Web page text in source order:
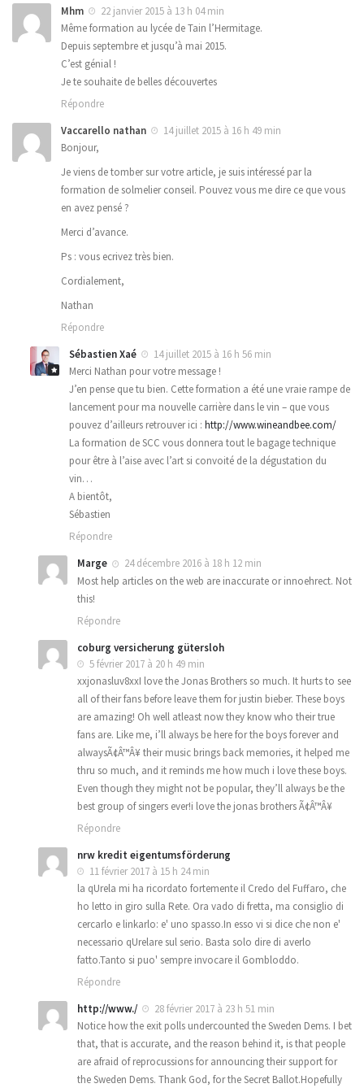
Mhm
22 janvier 2015 à 13 h 04 min
Même formation au lycée de Tain l’Hermitage.
Depuis septembre et jusqu’à mai 2015.
C’est génial !
Je te souhaite de belles découvertes
Répondre
Vaccarello nathan
14 juillet 2015 à 16 h 49 min
Bonjour,
Je viens de tomber sur votre article, je suis intéressé par la
formation de solmelier conseil. Pouvez vous me dire ce que vous
en avez pensé ?
Merci d’avance.
Ps : vous ecrivez très bien.
Cordialement,
Nathan
Répondre
Sébastien Xaé
14 juillet 2015 à 16 h 56 min
Merci Nathan pour votre message !
J’en pense que tu bien. Cette formation a été une vraie rampe de
lancement pour ma nouvelle carrière dans le vin – que vous
pouvez d’ailleurs retrouver ici : http://www.wineandbee.com/
La formation de SCC vous donnera tout le bagage technique
pour être à l’aise avec l’art si convoité de la dégustation du
vin…
A bientôt,
Sébastien
Répondre
Marge
24 décembre 2016 à 18 h 12 min
Most help articles on the web are inaccurate or innoehrect. Not
this!
Répondre
coburg versicherung gütersloh
5 février 2017 à 20 h 49 min
xxjonasluv8xxI love the Jonas Brothers so much. It hurts to see
all of their fans before leave them for justin bieber. These boys
are amazing! Oh well atleast now they know who their true
fans are. Like me, i’ll always be here for the boys forever and
alwaysÃ¢Â™Â¥ their music brings back memories, it helped me
thru so much, and it reminds me how much i love these boys.
Even though they might not be popular, they’ll always be the
best group of singers ever!i love the jonas brothers Ã¢Â™Â¥
Répondre
nrw kredit eigentumsförderung
11 février 2017 à 15 h 24 min
la qUrela mi ha ricordato fortemente il Credo del Fuffaro, che
ho letto in giro sulla Rete. Ora vado di fretta, ma consiglio di
cercarlo e linkarlo: e' uno spasso.In esso vi si dice che non e'
necessario qUrelare sul serio. Basta solo dire di averlo
fatto.Tanto si puo' sempre invocare il Gombloddo.
Répondre
http://www./
28 février 2017 à 23 h 51 min
Notice how the exit polls undercounted the Sweden Dems. I bet
that, that is accurate, and the reason behind it, is that people
are afraid of reprocussions for announcing their support for
the Sweden Dems. Thank God, for the Secret Ballot.Hopefully